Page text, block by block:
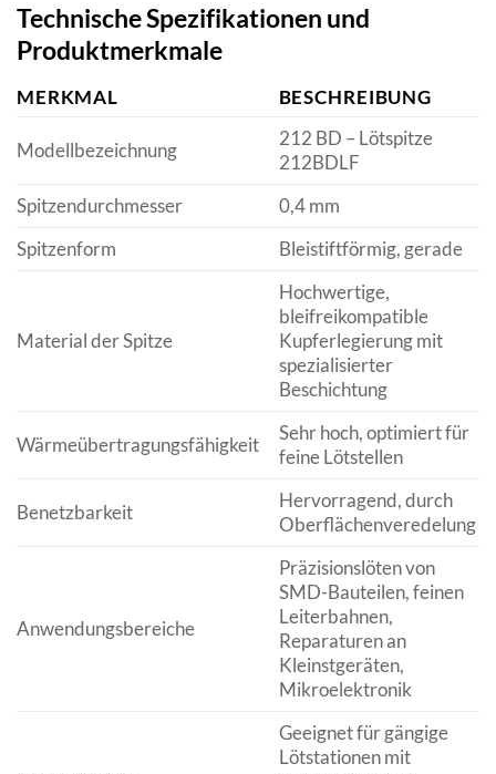
Technische Spezifikationen und
Produktmerkmale
MERKMAL BESCHREIBUNG
Modellbezeichnung
212 BD – Lötspitze
212BDLF
Spitzendurchmesser
0,4 mm
Spitzenform
Bleistiftförmig, gerade
Material der Spitze
Hochwertige,
bleifreikompatible
Kupferlegierung mit
spezialisierter
Beschichtung
Wärmeübertragungsfähigkeit
Sehr hoch, optimiert für
feine Lötstellen
Benetzbarkeit
Hervorragend, durch
Oberflächenveredelung
Anwendungsbereiche
Präzisionslöten von
SMD-Bauteilen, feinen
Leiterbahnen,
Reparaturen an
Kleinstgeräten,
Mikroelektronik
Geeignet für gängige
Lötstationen mit